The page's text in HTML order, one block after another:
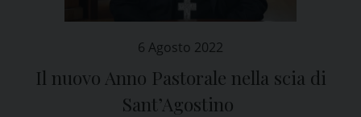
6 Agosto 2022
Il nuovo Anno Pastorale nella scia di
Sant’Agostino